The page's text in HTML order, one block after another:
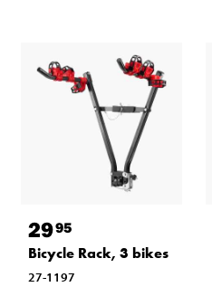
2995
Bicycle Rack, 3 bikes
27-1197